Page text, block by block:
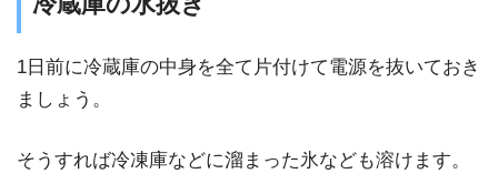
1日前に冷蔵庫の中身を全て片付けて電源を抜いておき
ましょう。
そうすれば冷凍庫などに溜まった氷なども溶けます。